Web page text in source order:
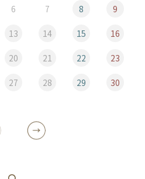
6 7 8 9
13 14 15 16
20 21 22 23
27 28 29 30